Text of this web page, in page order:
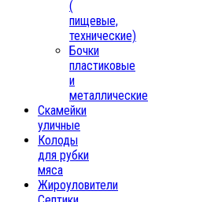
(
пищевые,
технические)
Бочки
пластиковые
и
металлические
Скамейки
уличные
Колоды
для рубки
мяса
Жироуловители